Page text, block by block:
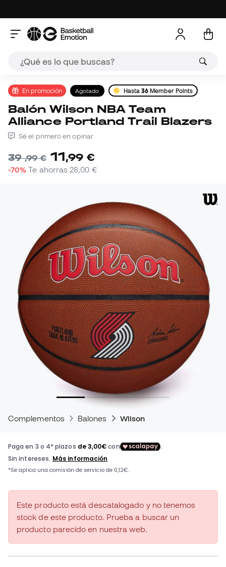
En promoción Agotado Hasta36 Member Points
Balón Wilson NBA Team
Alliance Portland Trail Blazers
Sé el primero en opinar
39,99 € 11,99 €
-70% Te ahorras 28,00 €
Complementos Balones Wilson
Este producto está descatalogado y no tenemos
stock de este producto. Prueba a buscar un
producto parecido en nuestra web.